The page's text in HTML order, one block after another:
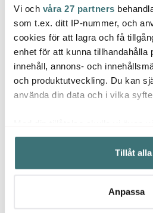
Vi och våra 27 partners
som t.ex. ditt IP-nummer, och
cookies för att lagra och få
enhet för att kunna tillhandahålla
innehåll, annons- och
och produktutveckling. Du kan
använda din data och i vilka
Samla in information om din
kan ha en noggrannhet på
Identifiera din enhet genom
Ta reda på mer om hur dina
Tillåt alla
Anpassa
Sthål
Arabesque assiett 19x13
cm Sand
369 kr
I lager
399
I
Låt dig inspireras